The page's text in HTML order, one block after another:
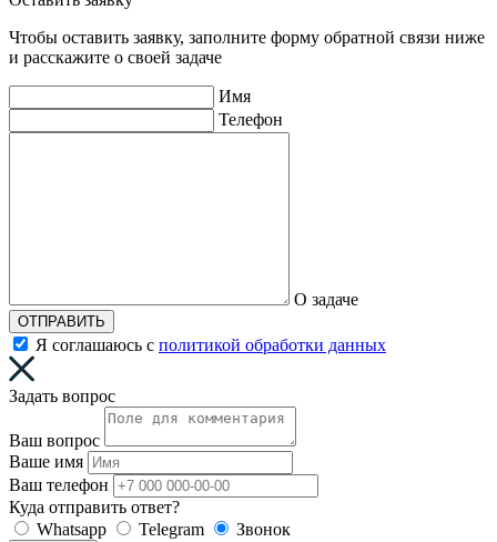
Чтобы оставить заявку, заполните форму обратной связи ниже
и расскажите о своей задаче
Имя
Телефон
О задаче
ОТПРАВИТЬ
Я соглашаюсь с политикой обработки данных
Задать вопрос
Ваш вопрос
Ваше имя
Ваш телефон
Куда отправить ответ?
Whatsapp
Telegram Звонок